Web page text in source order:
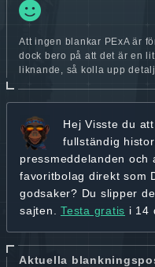
Att ingen blankar PExA är
dock bero på att det är en
liknande, så kolla upp
Hej Visste du
fullständig
pressmeddelanden och
favoritbolag direkt som
godsaker? Du slipper
sajten. Testa gratis i 14
Aktuella